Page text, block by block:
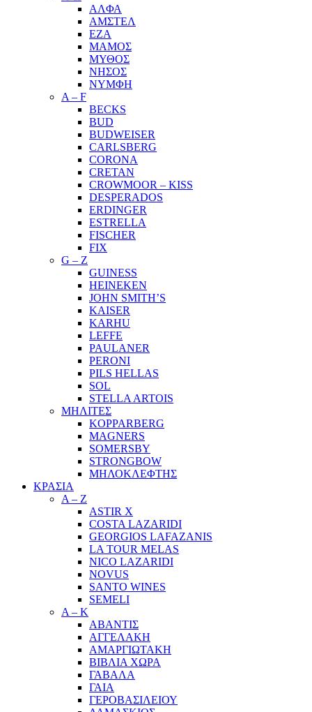
ΑΛΦΑ
ΑΜΣΤΕΛ
ΕΖΑ
ΜΑΜΟΣ
ΜΥΘΟΣ
ΝΗΣΟΣ
ΝΥΜΦΗ
A – F
BECKS
BUD
BUDWEISER
CARLSBERG
CORONA
CRETAN
CROWMOOR – KISS
DESPERADOS
ERDINGER
ESTRELLA
FISCHER
FIX
G – Z
GUINESS
HEINEKEN
JOHN SMITH’S
KAISER
KARHU
LEFFE
PAULANER
PERONI
PILS HELLAS
SOL
STELLA ARTOIS
ΜΗΛΙΤΕΣ
KOPPARBERG
MAGNERS
SOMERSBY
STRONGBOW
ΜΗΛΟΚΛΕΦΤΗΣ
ΚΡΑΣΙΑ
A – Z
ASTIR X
COSTA LAZARIDI
GEORGIOS LAFAZANIS
LA TOUR MELAS
NICO LAZARIDI
NOVUS
SANTO WINES
SEMELI
Α – Κ
ΑΒΑΝΤΙΣ
ΑΓΓΕΛΑΚΗ
ΑΜΑΡΓΙΩΤΑΚΗ
ΒΙΒΛΙΑ ΧΩΡΑ
ΓΑΒΑΛΑ
ΓΑΙΑ
ΓΕΡΟΒΑΣΙΛΕΙΟΥ